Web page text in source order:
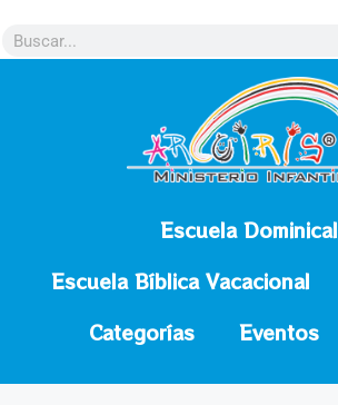
Escuela Dominical
Escuela Bíblica Vacacional
Categorías
Eventos